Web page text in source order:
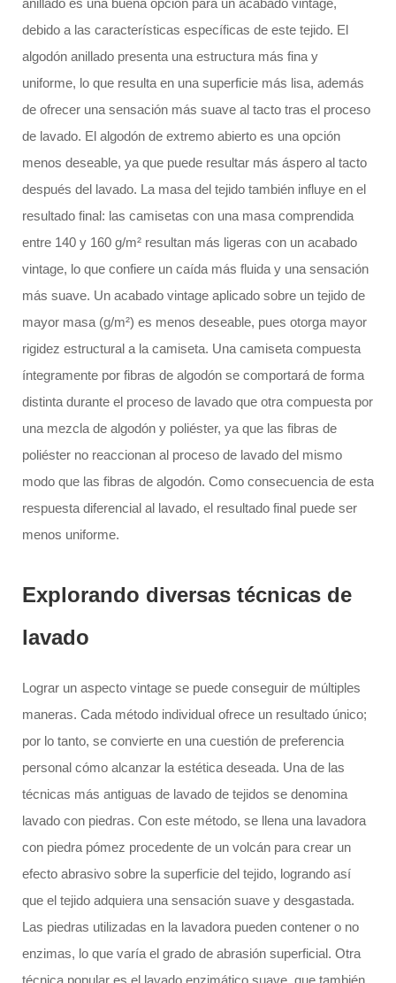
debido a las características específicas de este tejido. El
algodón anillado presenta una estructura más fina y
uniforme, lo que resulta en una superficie más lisa, además
de ofrecer una sensación más suave al tacto tras el proceso
de lavado. El algodón de extremo abierto es una opción
menos deseable, ya que puede resultar más áspero al tacto
después del lavado. La masa del tejido también influye en el
resultado final: las camisetas con una masa comprendida
entre 140 y 160 g/m² resultan más ligeras con un acabado
vintage, lo que confiere un caída más fluida y una sensación
más suave. Un acabado vintage aplicado sobre un tejido de
mayor masa (g/m²) es menos deseable, pues otorga mayor
rigidez estructural a la camiseta. Una camiseta compuesta
íntegramente por fibras de algodón se comportará de forma
distinta durante el proceso de lavado que otra compuesta por
una mezcla de algodón y poliéster, ya que las fibras de
poliéster no reaccionan al proceso de lavado del mismo
modo que las fibras de algodón. Como consecuencia de esta
respuesta diferencial al lavado, el resultado final puede ser
menos uniforme.
Explorando diversas técnicas de
lavado
Lograr un aspecto vintage se puede conseguir de múltiples
maneras. Cada método individual ofrece un resultado único;
por lo tanto, se convierte en una cuestión de preferencia
personal cómo alcanzar la estética deseada. Una de las
técnicas más antiguas de lavado de tejidos se denomina
lavado con piedras. Con este método, se llena una lavadora
con piedra pómez procedente de un volcán para crear un
efecto abrasivo sobre la superficie del tejido, logrando así
que el tejido adquiera una sensación suave y desgastada.
Las piedras utilizadas en la lavadora pueden contener o no
enzimas, lo que varía el grado de abrasión superficial. Otra
técnica popular es el lavado enzimático suave, que también